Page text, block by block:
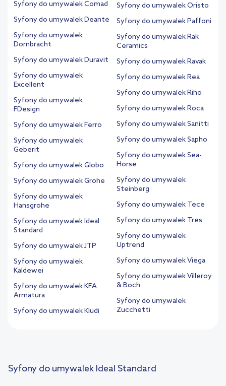
Syfony do umywalek Comad
Syfony do umywalek Deante
Syfony do umywalek
Dornbracht
Syfony do umywalek Duravit
Syfony do umywalek
Excellent
Syfony do umywalek
FDesign
Syfony do umywalek Ferro
Syfony do umywalek
Geberit
Syfony do umywalek Globo
Syfony do umywalek Grohe
Syfony do umywalek
Hansgrohe
Syfony do umywalek Ideal
Standard
Syfony do umywalek JTP
Syfony do umywalek
Kaldewei
Syfony do umywalek KFA
Armatura
Syfony do umywalek Kludi
Syfony do umywalek Oristo
Syfony do umywalek Paffoni
Syfony do umywalek Rak
Ceramics
Syfony do umywalek Ravak
Syfony do umywalek Rea
Syfony do umywalek Riho
Syfony do umywalek Roca
Syfony do umywalek Sanitti
Syfony do umywalek Sapho
Syfony do umywalek Sea-
Horse
Syfony do umywalek
Steinberg
Syfony do umywalek Tece
Syfony do umywalek Tres
Syfony do umywalek
Uptrend
Syfony do umywalek Viega
Syfony do umywalek Villeroy
& Boch
Syfony do umywalek
Zucchetti
Syfony do umywalek Ideal Standard